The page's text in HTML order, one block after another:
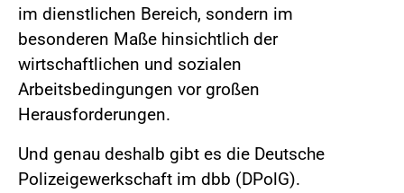
im dienstlichen Bereich, sondern im
besonderen Maße hinsichtlich der
wirtschaftlichen und sozialen
Arbeitsbedingungen vor großen
Herausforderungen.
Und genau deshalb gibt es die Deutsche
Polizeigewerkschaft im dbb (DPolG).